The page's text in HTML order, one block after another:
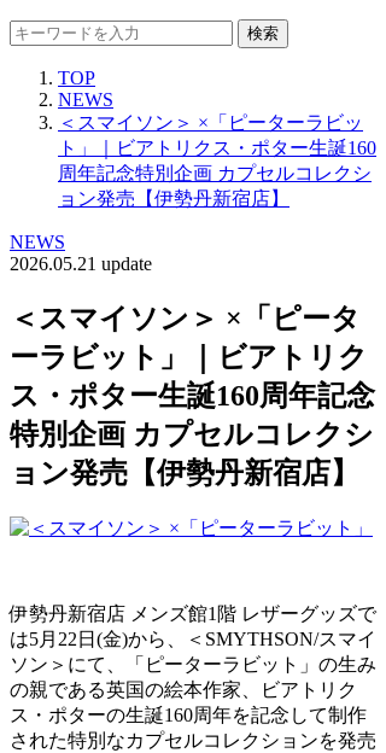
検索
TOP
NEWS
＜スマイソン＞ ×「ピーターラビッ
ト」｜ビアトリクス・ポター生誕160
周年記念特別企画 カプセルコレクシ
ョン発売【伊勢丹新宿店】
NEWS
2026.05.21 update
＜スマイソン＞ ×「ピータ
ーラビット」｜ビアトリク
ス・ポター生誕160周年記念
特別企画 カプセルコレクシ
ョン発売【伊勢丹新宿店】
伊勢丹新宿店 メンズ館1階 レザーグッズで
は5月22日(金)から、＜SMYTHSON/スマイ
ソン＞にて、「ピーターラビット」の生み
の親である英国の絵本作家、ビアトリク
ス・ポターの生誕160周年を記念して制作
された特別なカプセルコレクションを発売